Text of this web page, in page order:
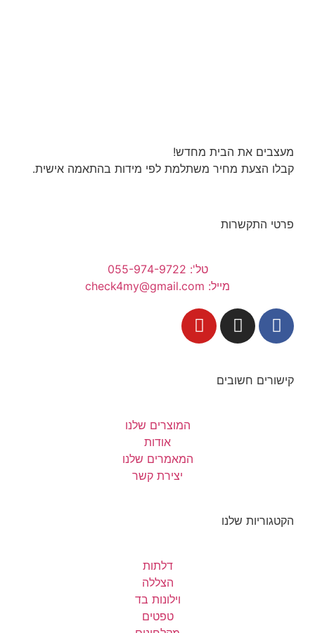
מעצבים את הבית מחדש!
קבלו הצעת מחיר משתלמת לפי מידות בהתאמה אישית.
פרטי התקשרות
טל': 055-974-9722
מייל: check4my@gmail.com
קישורים חשובים
המוצרים שלנו
אודות
המאמרים שלנו
יצירת קשר
הקטגוריות שלנו
דלתות
הצללה
וילונות בד
טפטים